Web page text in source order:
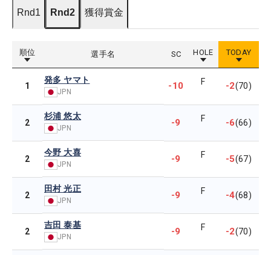
Rnd1 Rnd2 獲得賞金
順位 選手名 SC HOLE TODAY
1
発多 ヤマト
JPN
-10 F -2(70)
2
杉浦 悠太
JPN -9 F -6(66)
2
今野 大喜
JPN -9 F -5(67)
2
田村 光正
JPN -9 F -4(68)
2
吉田 泰基
JPN -9 F -2(70)